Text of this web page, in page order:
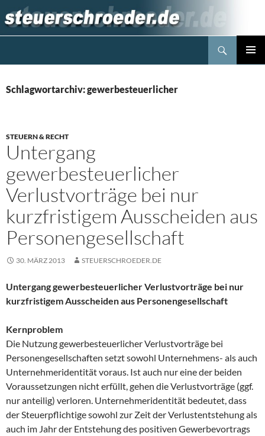
Inhalt
springen
Schlagwortarchiv: gewerbesteuerlicher
STEUERN & RECHT
Untergang
gewerbesteuerlicher
Verlustvorträge bei nur
kurzfristigem Ausscheiden aus
Personengesellschaft
30. MÄRZ 2013 STEUERSCHROEDER.DE
Untergang gewerbesteuerlicher Verlustvorträge bei nur
kurzfristigem Ausscheiden aus Personengesellschaft
Kernproblem
Die Nutzung gewerbesteuerlicher Verlustvorträge bei
Personengesellschaften setzt sowohl Unternehmens- als auch
Unternehmeridentität voraus. Ist auch nur eine der beiden
Voraussetzungen nicht erfüllt, gehen die Verlustvorträge (ggf.
nur anteilig) verloren. Unternehmeridentität bedeutet, dass
der Steuerpflichtige sowohl zur Zeit der Verlustentstehung als
auch im Jahr der Entstehung des positiven Gewerbevortrags